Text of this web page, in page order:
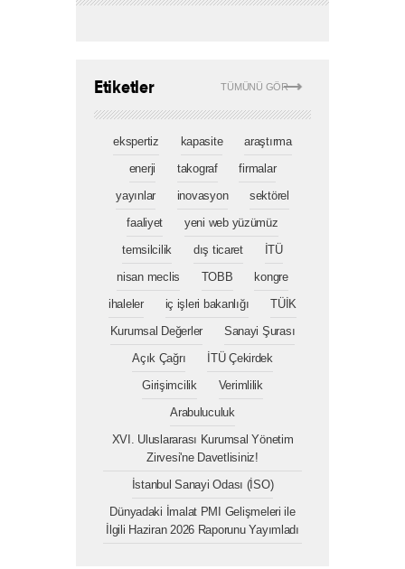
TÜMÜNÜ GÖR
Etiketler
ekspertiz kapasite
araştırma
enerji
takograf
firmalar
yayınlar
inovasyon
sektörel
faaliyet
yeni web yüzümüz
temsilcilik
dış ticaret
İTÜ
nisan meclis
TOBB
kongre
ihaleler
iç işleri bakanlığı
TÜİK
Kurumsal Değerler
Sanayi Şurası
Açık Çağrı
İTÜ Çekirdek
Girişimcilik
Verimlilik
Arabuluculuk
XVI. Uluslararası Kurumsal Yönetim
Zirvesi'ne Davetlisiniz!
İstanbul Sanayi Odası (İSO)
Dünyadaki İmalat PMI Gelişmeleri ile
İlgili Haziran 2026 Raporunu Yayımladı